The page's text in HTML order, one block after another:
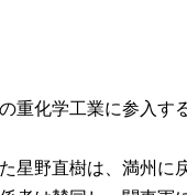
重化学工業に参入す
星野直樹は、満州に